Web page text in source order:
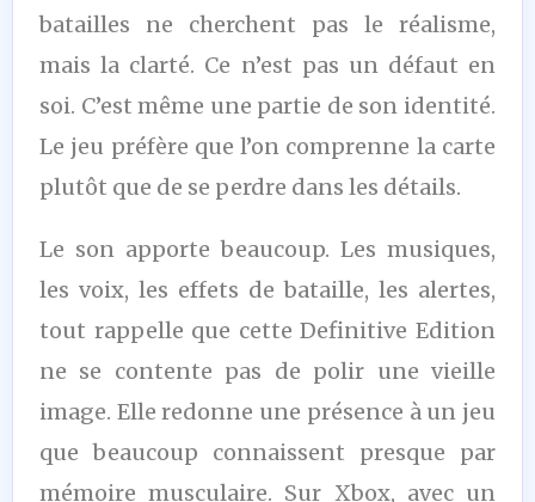
batailles ne cherchent pas le réalisme,
mais la clarté. Ce n’est pas un défaut en
soi. C’est même une partie de son identité.
Le jeu préfère que l’on comprenne la carte
plutôt que de se perdre dans les détails.
Le son apporte beaucoup. Les musiques,
les voix, les effets de bataille, les alertes,
tout rappelle que cette Definitive Edition
ne se contente pas de polir une vieille
image. Elle redonne une présence à un jeu
que beaucoup connaissent presque par
mémoire musculaire. Sur Xbox, avec un